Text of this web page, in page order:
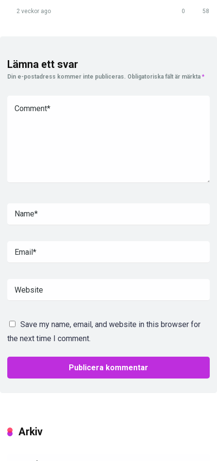
2 veckor ago 0 58
Lämna ett svar
Din e-postadress kommer inte publiceras. Obligatoriska fält är märkta *
Save my name, email, and website in this browser for
the next time I comment.
Arkiv